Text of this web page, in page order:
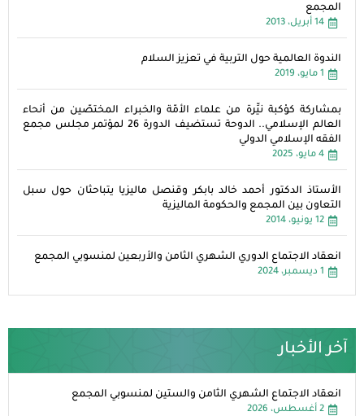
المجمع
14 أبريل، 2013
الندوة العالمية حول التربية في تعزيز السلام
1 مايو، 2019
بمشاركة كوْكبة نيِّرة من علماء الأمّة والخبراء المختصّين من أنحاء
العالم الإسلامي.. الدوحة تستضيف الدورة 26 لمؤتمر مجلس مجمع
الفقه الإسلامي الدولي
4 مايو، 2025
الأستاذ الدكتور أحمد خالد بابكر وقنصل ماليزيا يتباحثان حول سبل
التعاون بين المجمع والحكومة الماليزية
12 يونيو، 2014
انعقاد الاجتماع الدوري الشهري الثامن والأربعين لمنسوبي المجمع
1 ديسمبر، 2024
آخر الأخبار
انعقاد الاجتماع الشهري الثامن والستين لمنسوبي المجمع
2 أغسطس، 2026